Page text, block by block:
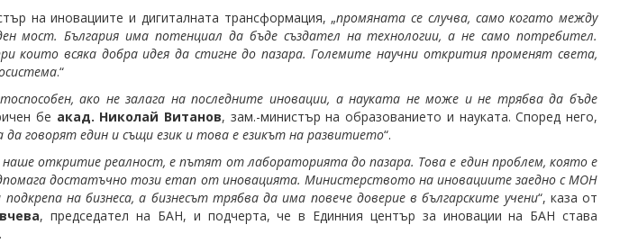
на иновациите и дигиталната трансформация, „промяната се случва, само когато между
мост. България има потенциал да бъде създател на технологии, а не само потребител.
които всяка добра идея да стигне до пазара. Големите научни открития променят света,
.“
ако не залага на последните иновации, а науката не може и не трябва да бъде
бе акад. Николай Витанов, зам.-министър на образованието и науката. Според него,
говорят един и същи език и това е езикът на развитието“.
откритие реалност, е пътят от лабораторията до пазара. Това е един проблем, която е
достатъчно този етап от иновацията. Министерството на иновациите заедно с МОН
на бизнеса, а бизнесът трябва да има повече доверие в българските учени“, каза от
, председател на БАН, и подчерта, че в Единния център за иновации на БАН става